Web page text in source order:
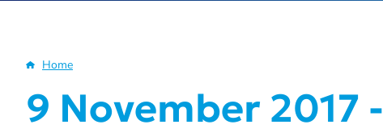
Home
9 November 2017